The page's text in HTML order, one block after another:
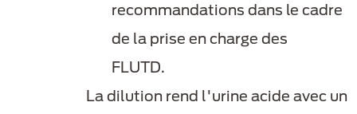
recommandations dans le cadre
de la prise en charge des
FLUTD.
La dilution rend l'urine acide avec un